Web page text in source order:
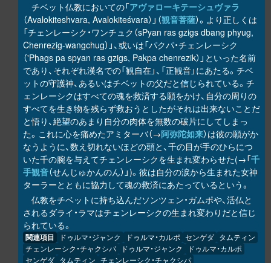
チベット仏教においての「アヴァローキテーシュヴァラ
（Avalokiteshvara, Avalokiteśvara）」（観音菩薩）。より正しくは
「チェンレーシク・ワンチュク（sPyan ras gzigs dbang phyug,
Chenrezig-wangchug）」、或いは「パクパ・チェンレーシク
（'Phags pa spyan ras gzigs, Pakpa chenrezik）」といった名前
であり、それぞれ漢名での「観自在」、「正観音」にあたる。チベ
ットの守護神、あるいはチベットの父だと信じられている。チ
ェンレーシクはすべての魂を救済する願をかけ、自分の周りの
すべてを生き物を残らず救おうとしたがそれは出来ないことだ
と悟り、絶望のあまり自分の肉体を無数の破片にしてしまっ
た。これに心を痛めたアミターバ（→阿弥陀如来）は彼の願がか
なうように、数え切れないほどの頭と、千の目が手のひらにつ
いた千の腕を与えてチェンレーシクを生まれ変わらせた(→「千
手観音（せんじゅかんのん）」)。彼は自分の涙から生まれた女神
ターラーとともに協力して魂の救済にあたっているという。
仏教をチベットに持ち込んだソンツェン・ガムポや、活仏と
されるダライ・ラマはチェンレーシクの生まれ変わりだと信じ
られている。
関連項目 ドゥルマ・ジャンク ドゥルマ・カルポ センゲダ タムティン
チェンレーシク・チャクシパ
ドゥルマ・ジャンク
ドゥルマ・カルポ
センゲダ タムティン チェンレーシク・チャクシパ